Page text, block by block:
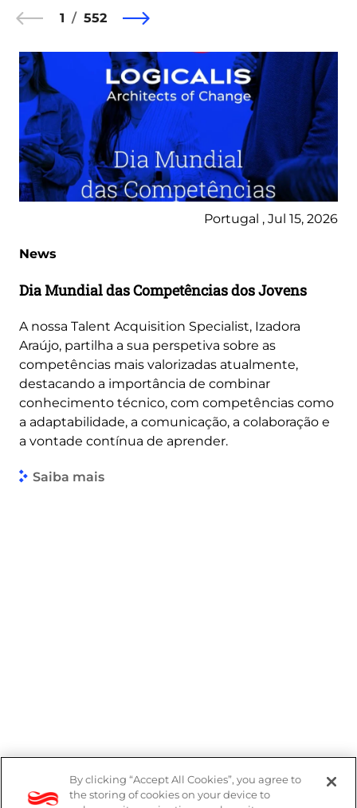
1 552
Portugal , Jul 15, 2026
News
Dia Mundial das Competências dos Jovens
A nossa Talent Acquisition Specialist, Izadora
Araújo, partilha a sua perspetiva sobre as
competências mais valorizadas atualmente,
destacando a importância de combinar
conhecimento técnico, com competências como
a adaptabilidade, a comunicação, a colaboração e
a vontade contínua de aprender.
Saiba mais
Denúncias
By clicking “Accept All Cookies”, you agree to
the storing of cookies on your device to